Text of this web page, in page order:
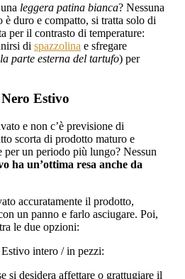
leggera patina bianca? Nessuna
duro e compatto, si tratta solo di
per il contrasto di temperature:
di spazzolina e sfregare
la parte esterna del tartufo) per
Estivo
e non c’è previsione di
scorta di prodotto maturo e
per un periodo più lungo? Nessun
ha un’ottima resa anche da
accuratamente il prodotto,
un panno e farlo asciugare. Poi,
le due opzioni:
intero / in pezzi:
si desidera affettare o grattugiare il